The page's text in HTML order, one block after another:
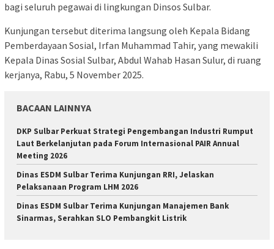
bagi seluruh pegawai di lingkungan Dinsos Sulbar.
Kunjungan tersebut diterima langsung oleh Kepala Bidang
Pemberdayaan Sosial, Irfan Muhammad Tahir, yang mewakili
Kepala Dinas Sosial Sulbar, Abdul Wahab Hasan Sulur, di ruang
kerjanya, Rabu, 5 November 2025.
BACAAN LAINNYA
DKP Sulbar Perkuat Strategi Pengembangan Industri Rumput
Laut Berkelanjutan pada Forum Internasional PAIR Annual
Meeting 2026
Dinas ESDM Sulbar Terima Kunjungan RRI, Jelaskan
Pelaksanaan Program LHM 2026
Dinas ESDM Sulbar Terima Kunjungan Manajemen Bank
Sinarmas, Serahkan SLO Pembangkit Listrik